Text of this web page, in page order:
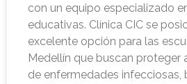
con un equipo especializado
educativas. Clínica CIC se
excelente opción para las
Medellín que buscan proteger
de enfermedades infecciosas,